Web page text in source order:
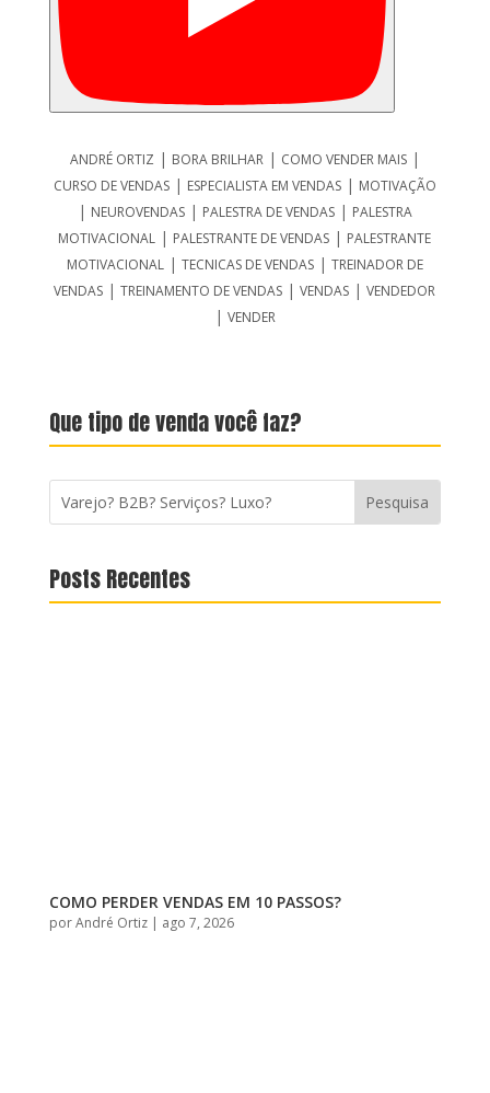
ANDRÉ ORTIZ | BORA BRILHAR| COMO VENDER MAIS|
CURSO DE VENDAS| ESPECIALISTA EM VENDAS| MOTIVAÇÃO
| NEUROVENDAS| PALESTRA DE VENDAS| PALESTRA
MOTIVACIONAL | PALESTRANTE DE VENDAS | PALESTRANTE
MOTIVACIONAL| TECNICAS DE VENDAS| TREINADOR DE
VENDAS |TREINAMENTO DE VENDAS |VENDAS |VENDEDOR
| VENDER
Que tipo de venda você faz?
Posts Recentes
COMO PERDER VENDAS EM 10 PASSOS?
porAndré Ortiz| ago 7, 2026